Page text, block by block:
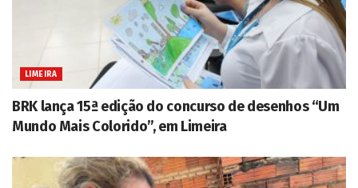
LIMEIRA
BRK lança 15ª edição do concurso de desenhos “Um
Mundo Mais Colorido”, em Limeira